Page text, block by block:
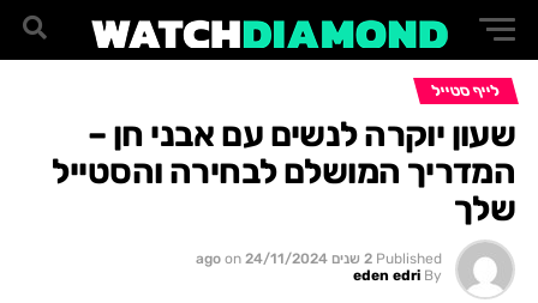
לייף סטייל
שעון יוקרה לנשים עם אבני חן –
המדריך המושלם לבחירה והסטייל
שלך
Published 2 שנים ago on 24/11/2024
By
eden edri